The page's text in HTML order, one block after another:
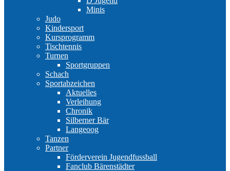
Minis
Judo
Kindersport
Kursprogramm
Tischtennis
Turnen
Sportgruppen
Schach
Sportabzeichen
Aktuelles
Verleihung
Chronik
Silberner Bär
Langeoog
Tanzen
Partner
Förderverein Jugendfussball
Fanclub Bärenstädter